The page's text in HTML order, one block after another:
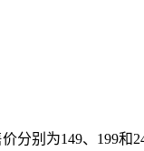
别为149、199和